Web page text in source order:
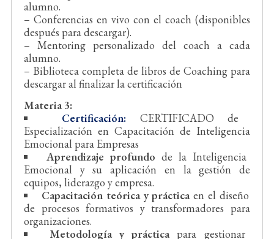
alumno.
– Conferencias en vivo con el coach (disponibles
después para descargar).
– Mentoring personalizado del coach a cada
alumno.
– Biblioteca completa de libros de Coaching para
descargar al finalizar la certificación
Materia 3:
Certificación: CERTIFICADO de
Especialización en Capacitación de Inteligencia
Emocional para Empresas
Aprendizaje profundo de la Inteligencia
Emocional y su aplicación en la gestión de
equipos, liderazgo y empresa.
Capacitación teórica y prácticaen el diseño
de procesos formativos y transformadores para
organizaciones.
Metodología y prácticapara gestionar